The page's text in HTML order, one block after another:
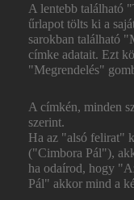
A lentebb
űrlapot tölts ki a
sarokban található
címke adatait. Ezt
"Megrendelés"
A címkén, minden
szerint.
Ha az "alsó felirat"
("Cimbora Pál"),
ha odaírod, hogy
Pál" akkor mind a